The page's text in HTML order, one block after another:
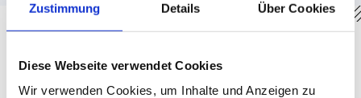
Zustimmung Details Über Cookies
Diese Webseite verwendet Cookies
Wir verwenden Cookies, um Inhalte und Anzeigen zu
Was müssen Sie bei einem Umzug mit
Pferden beachten?